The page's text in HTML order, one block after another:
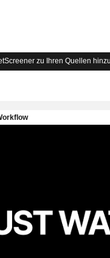
zu Ihren Quellen